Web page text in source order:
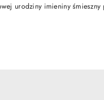
urodziny imieniny śmieszny